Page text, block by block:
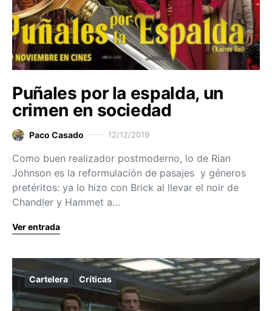
Puñales por la espalda, un
crimen en sociedad
Paco Casado 12/12/2019
Como buen realizador postmoderno, lo de Rian
Johnson es la reformulación de pasajes y géneros
pretéritos: ya lo hizo con Brick al llevar el noir de
Chandler y Hammet a…
Ver entrada
Cartelera Críticas